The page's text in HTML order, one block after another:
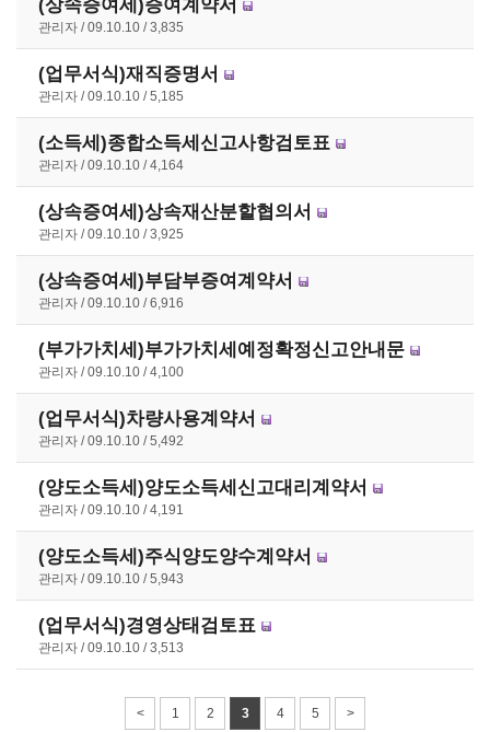
(상속증여세)증여계약서
관리자 09.10.10 3,835
(업무서식)재직증명서
관리자 09.10.10 5,185
(소득세)종합소득세신고사항검토표
관리자 09.10.10 4,164
(상속증여세)상속재산분할협의서
관리자 09.10.10 3,925
(상속증여세)부담부증여계약서
관리자 09.10.10 6,916
(부가가치세)부가가치세예정확정신고안내문
관리자 09.10.10 4,100
(업무서식)차량사용계약서
관리자 09.10.10 5,492
(양도소득세)양도소득세신고대리계약서
관리자 09.10.10 4,191
(양도소득세)주식양도양수계약서
관리자 09.10.10 5,943
(업무서식)경영상태검토표
관리자 09.10.10 3,513
< 1 2 3 4 5 >